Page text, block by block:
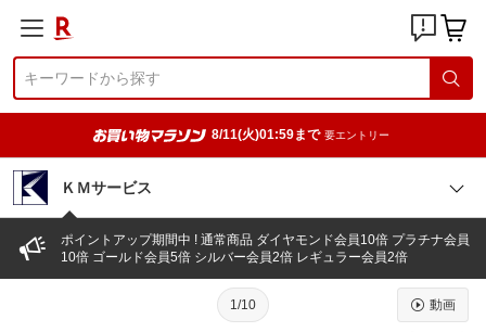
8/11(火)01:59まで 要エントリー
ＫＭサービス
ポイントアップ期間中 ! 通常商品 ダイヤモンド会員10倍 プラチナ会員
10倍 ゴールド会員5倍 シルバー会員2倍 レギュラー会員2倍
1/10 動画